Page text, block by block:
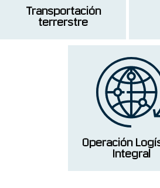
Transportación
terrerstre
Operación
Integral